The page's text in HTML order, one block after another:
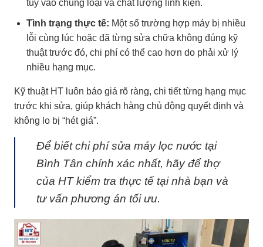
tùy vào chủng loại và chất lượng linh kiện.
Tình trạng thực tế: Một số trường hợp máy bị nhiều
lỗi cùng lúc hoặc đã từng sửa chữa không đúng kỹ
thuật trước đó, chi phí có thể cao hơn do phải xử lý
nhiều hạng mục.
Kỹ thuật HT luôn báo giá rõ ràng, chi tiết từng hạng mục
trước khi sửa, giúp khách hàng chủ động quyết định và
không lo bị “hét giá”.
Để biết chi phí sửa máy lọc nước tại
Bình Tân chính xác nhất, hãy để thợ
của HT kiểm tra thực tế tại nhà bạn và
tư vấn phương án tối ưu.